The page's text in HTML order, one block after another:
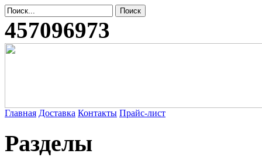
457096973
Главная Доставка Контакты Прайс-лист
Разделы